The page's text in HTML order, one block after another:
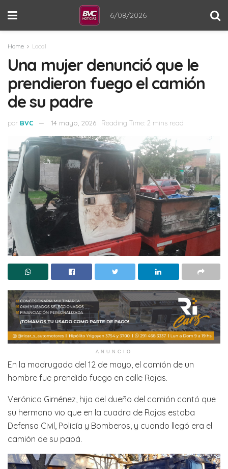
6/08/2026
Home Local
Una mujer denunció que le
prendieron fuego el camión
de su padre
por BVC 14 mayo, 2026 Reading Time: 2 mins read
ANUNCIO
En la madrugada del 12 de mayo, el camión de un
hombre fue prendido fuego en calle Rojas.
Verónica Giménez, hija del dueño del camión contó que
su hermano vio que en la cuadra de Rojas estaba
Defensa Civil, Policía y Bomberos, y cuando llegó era el
camión de su papá.